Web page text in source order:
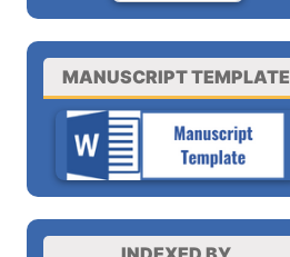
MANUSCRIPT TEMPLATE